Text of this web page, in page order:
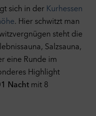
sich in der Kurhessen
. Hier schwitzt man
steht die
Salzsauna,
eine Runde im
Highlight
Nacht mit 8